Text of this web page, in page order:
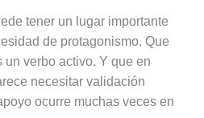
tener un lugar importante
de protagonismo. Que
verbo activo. Y que en
necesitar validación
ocurre muchas veces en